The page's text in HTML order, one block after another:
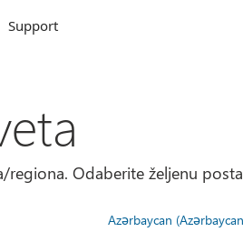
Support
Odaberite željenu
Azərbaycan